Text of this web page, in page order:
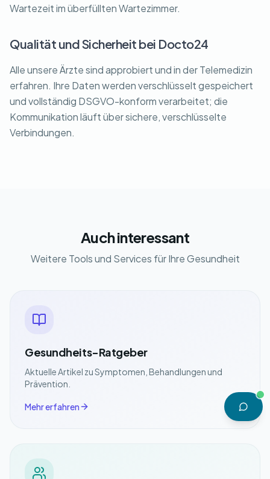
Wartezeit im überfüllten Wartezimmer.
Qualität und Sicherheit bei Docto24
Alle unsere Ärzte sind approbiert und in der Telemedizin
erfahren. Ihre Daten werden verschlüsselt gespeichert
und vollständig DSGVO-konform verarbeitet; die
Kommunikation läuft über sichere, verschlüsselte
Verbindungen.
Auch interessant
Weitere Tools und Services für Ihre Gesundheit
Gesundheits-Ratgeber
Aktuelle Artikel zu Symptomen, Behandlungen und
Prävention.
Mehr erfahren